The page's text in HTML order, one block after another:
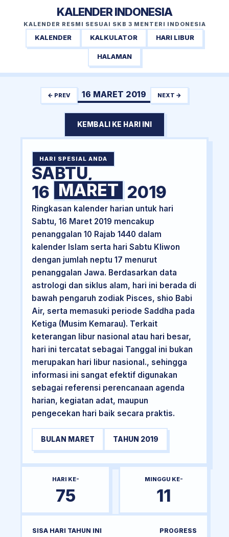
KALENDER INDONESIA
KALENDER RESMI SESUAI SKB 3 MENTERI INDONESIA
KALENDER KALKULATOR HARI LIBUR
HALAMAN
← PREV 16 MARET 2019 NEXT →
KEMBALI KE HARI INI
HARI SPESIAL ANDA
SABTU,
16 MARET 2019
Ringkasan kalender harian untuk hari
Sabtu, 16 Maret 2019 mencakup
penanggalan 10 Rajab 1440 dalam
kalender Islam serta hari Sabtu Kliwon
dengan jumlah neptu 17 menurut
penanggalan Jawa. Berdasarkan data
astrologi dan siklus alam, hari ini berada di
bawah pengaruh zodiak Pisces, shio Babi
Air, serta memasuki periode Saddha pada
Ketiga (Musim Kemarau). Terkait
keterangan libur nasional atau hari besar,
hari ini tercatat sebagai Tanggal ini bukan
merupakan hari libur nasional., sehingga
informasi ini sangat efektif digunakan
sebagai referensi perencanaan agenda
harian, kegiatan adat, maupun
pengecekan hari baik secara praktis.
BULAN MARET TAHUN 2019
HARI KE-
75
MINGGU KE-
11
SISA HARI TAHUN INI PROGRESS